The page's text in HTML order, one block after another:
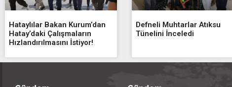
Hataylılar Bakan Kurum’dan
Hatay’daki Çalışmaların
Hızlandırılmasını İstiyor!
Defneli Muhtarlar Atıksu
Tünelini İnceledi